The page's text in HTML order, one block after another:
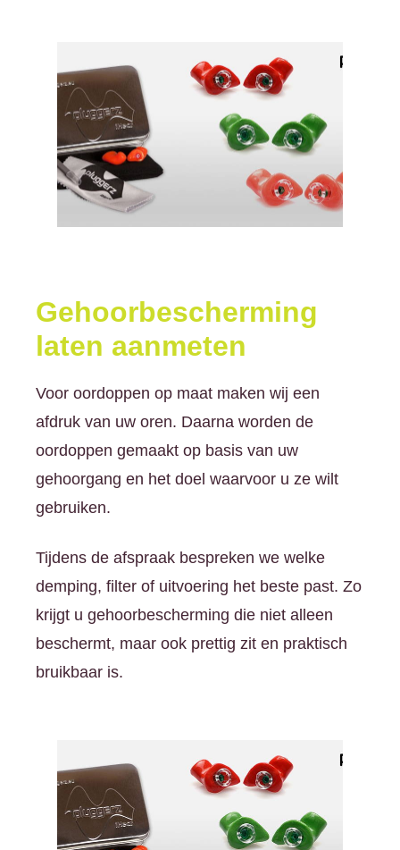
Gehoorbescherming
laten aanmeten
Voor oordoppen op maat maken wij een
afdruk van uw oren. Daarna worden de
oordoppen gemaakt op basis van uw
gehoorgang en het doel waarvoor u ze wilt
gebruiken.
Tijdens de afspraak bespreken we welke
demping, filter of uitvoering het beste past. Zo
krijgt u gehoorbescherming die niet alleen
beschermt, maar ook prettig zit en praktisch
bruikbaar is.